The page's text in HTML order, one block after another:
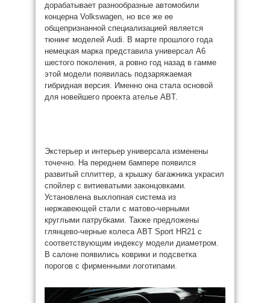
дорабатывает разнообразные автомобили
концерна Volkswagen, но все же ее
общепризнанной специализацией является
тюнинг моделей Audi. В марте прошлого года
немецкая марка представила универсал A6
шестого поколения, а ровно год назад в гамме
этой модели появилась подзаряжаемая
гибридная версия. Именно она стала основой
для новейшего проекта ателье ABT.
Экстерьер и интерьер универсала изменены
точечно. На переднем бампере появился
развитый сплиттер, а крышку багажника украсил
спойлер с витиеватыми законцовками.
Установлена выхлопная система из
нержавеющей стали с матово-черными
круглыми патрубками. Также предложены
глянцево-черные колеса ABT Sport HR21 с
соответствующим индексу модели диаметром.
В салоне появились коврики и подсветка
порогов с фирменными логотипами.